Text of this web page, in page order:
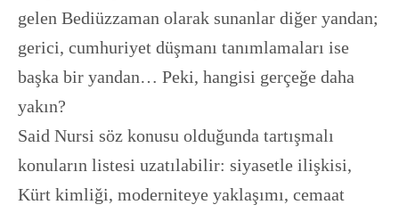
gelen Bediüzzaman olarak sunanlar diğer yandan;
gerici, cumhuriyet düşmanı tanımlamaları ise
başka bir yandan… Peki, hangisi gerçeğe daha
yakın?
Said Nursi söz konusu olduğunda tartışmalı
konuların listesi uzatılabilir: siyasetle ilişkisi,
Kürt kimliği, moderniteye yaklaşımı, cemaat